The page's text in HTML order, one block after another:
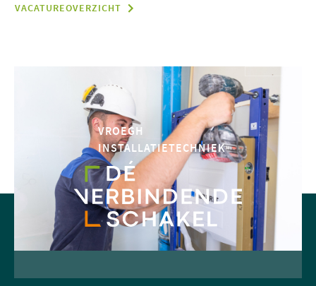
VACATUREOVERZICHT
VROEGH
INSTALLATIETECHNIEK